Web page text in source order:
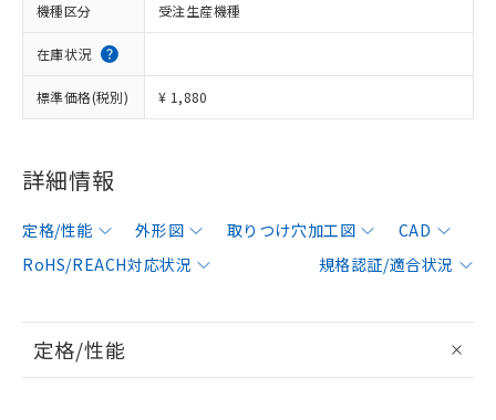
機種区分 受注生産機種
在庫状況
標準価格(税別) ¥ 1,880
詳細情報
定格/性能 外形図 取りつけ穴加工図
CAD
RoHS/REACH対応状況
規格認証/適合状況
定格/性能